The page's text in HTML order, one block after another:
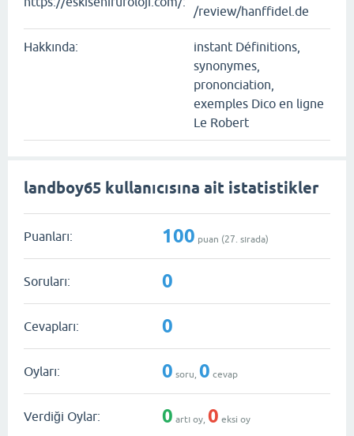
/review/hanffidel.de
Hakkında:
instant Définitions,
synonymes,
prononciation,
exemples Dico en ligne
Le Robert
landboy65 kullanıcısına ait istatistikler
Puanları: 100 puan (27 . sırada)
Soruları: 0
Cevapları: 0
Oyları: 0 soru, 0 cevap
Verdiği Oylar: 0 artı oy, 0 eksi oy